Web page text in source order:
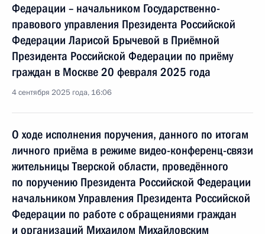
Федерации – начальником Государственно-
правового управления Президента Российской
Федерации Ларисой Брычевой в Приёмной
Президента Российской Федерации по приёму
граждан в Москве 20 февраля 2025 года
4 сентября 2025 года, 16:06
О ходе исполнения поручения, данного по итогам
личного приёма в режиме видео-конференц-связи
жительницы Тверской области, проведённого
по поручению Президента Российской Федерации
начальником Управления Президента Российской
Федерации по работе с обращениями граждан
и организаций Михаилом Михайловским